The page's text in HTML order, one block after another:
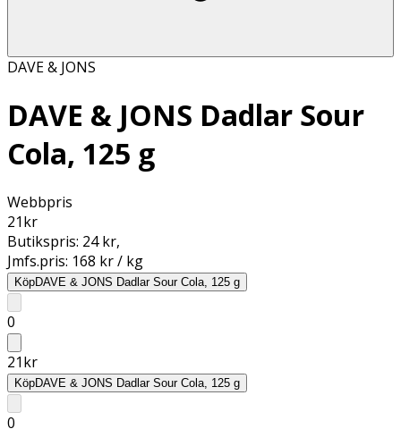
DAVE & JONS
DAVE & JONS Dadlar Sour
Cola, 125 g
Webbpris
21kr
Butikspris: 24 kr,
Jmfs.pris: 168 kr / kg
KöpDAVE & JONS Dadlar Sour Cola, 125 g
0
21kr
KöpDAVE & JONS Dadlar Sour Cola, 125 g
0